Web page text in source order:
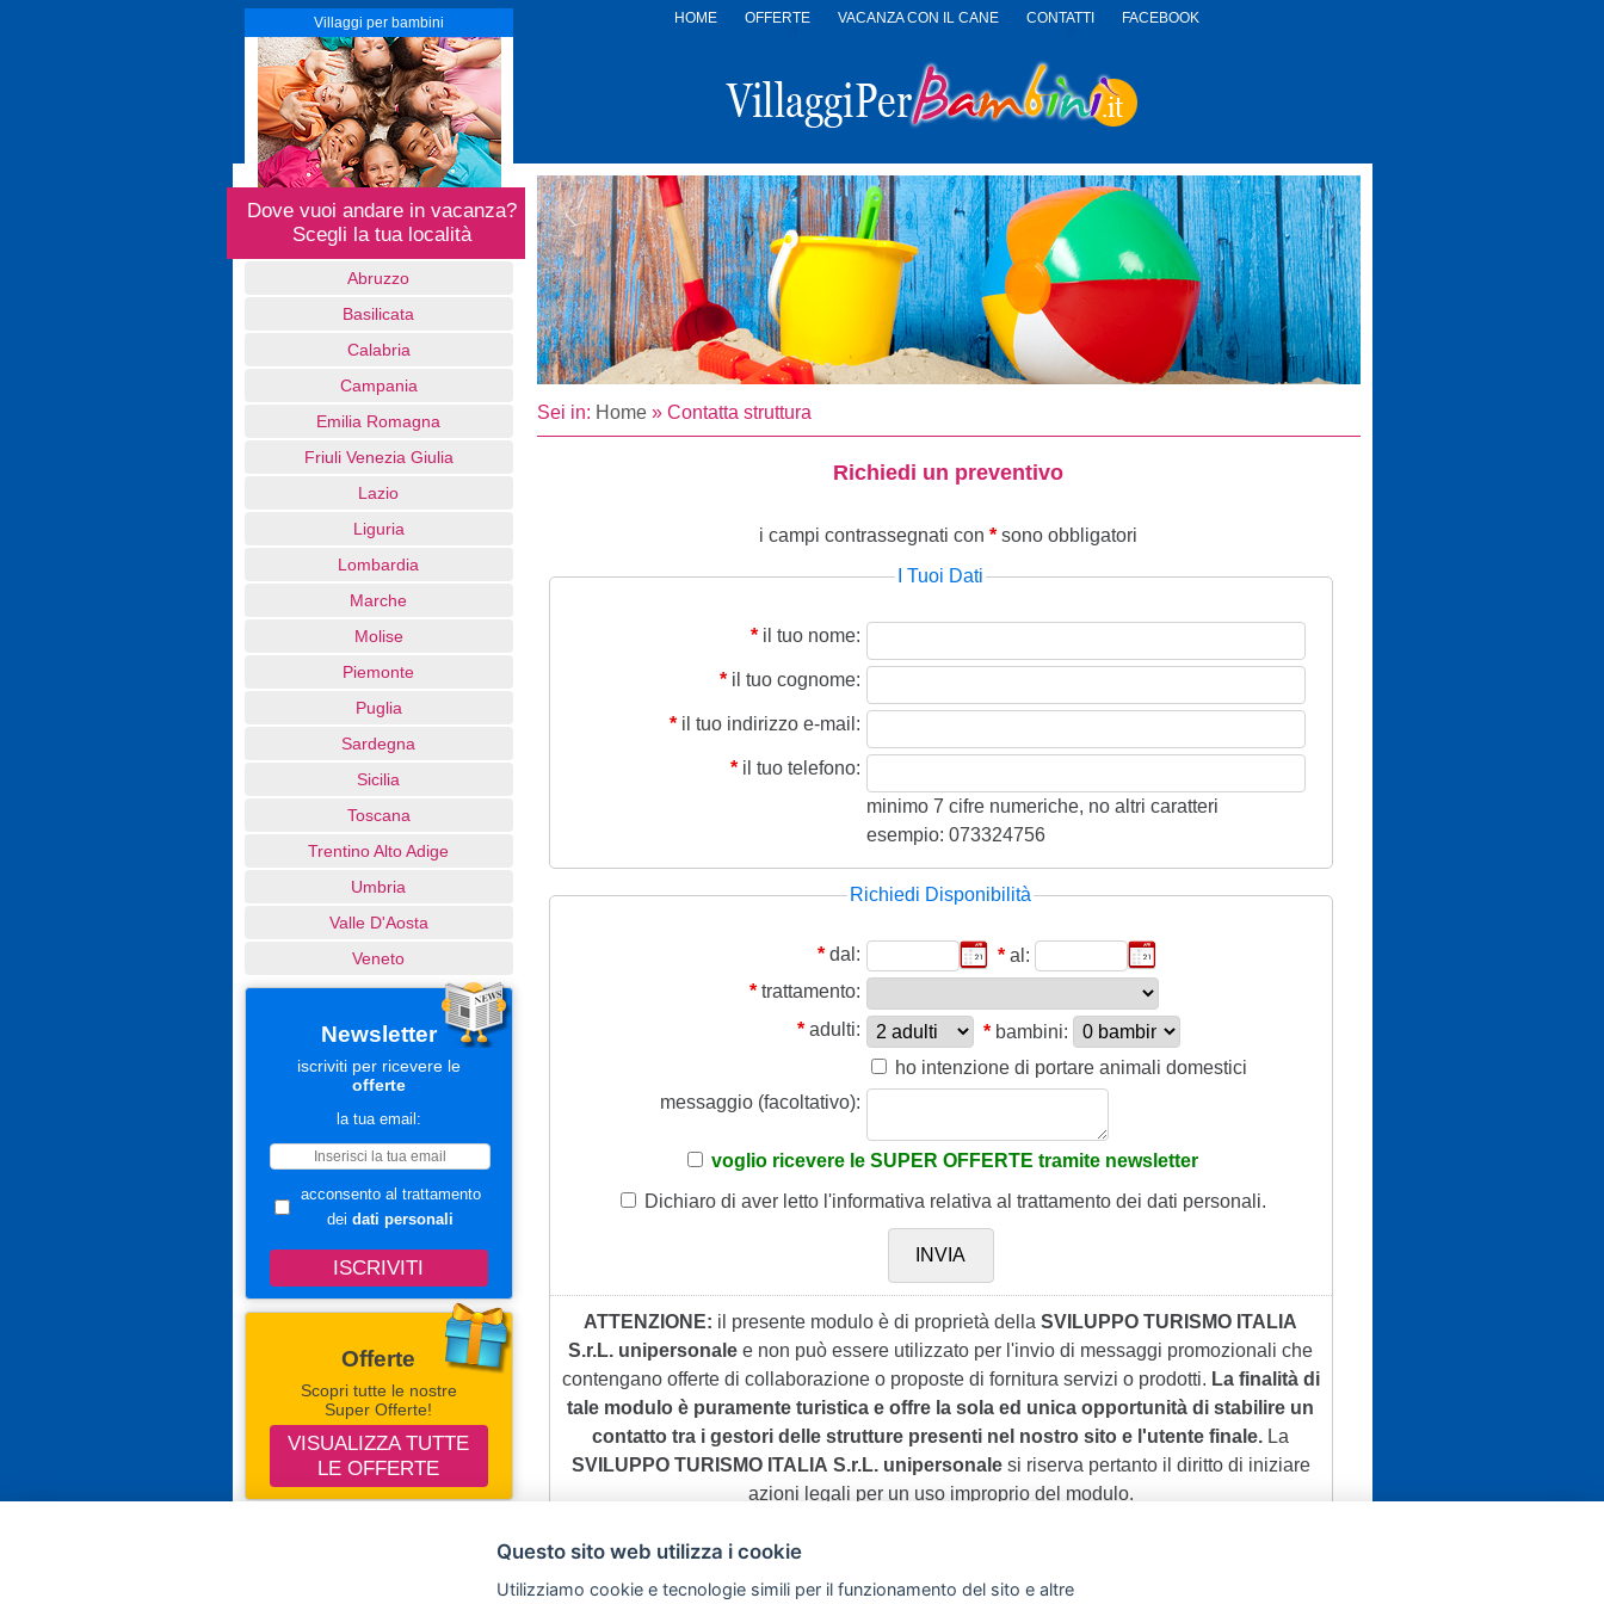
HOME OFFERTE VACANZA CON IL CANE CONTATTI
FACEBOOK
PER
BAMBINI
Villaggi per bambini
Dove vuoi andare in vacanza?
Scegli la tua località
Abruzzo
Basilicata
Calabria
Campania
Emilia Romagna
Friuli Venezia Giulia
Lazio
Liguria
Lombardia
Marche
Molise
Piemonte
Puglia
Sardegna
Sicilia
Toscana
Trentino Alto Adige
Umbria
Valle D'Aosta
Veneto
Newsletter
iscriviti per ricevere le
offerte
la tua email:
acconsento al trattamento
dei dati personali
Offerte
Scopri tutte le nostre
Super Offerte!
VISUALIZZA TUTTE
LE OFFERTE
Sei in: Home» Contatta struttura
Richiedi un preventivo
i campi contrassegnati con * sono obbligatori
I Tuoi Dati
* il tuo nome:
* il tuo cognome:
* il tuo indirizzo e-mail:
* il tuo telefono:
minimo 7 cifre numeriche, no altri caratteri
esempio: 073324756
Richiedi Disponibilità
* dal: * al:
* trattamento:
* adulti: * bambini:
ho intenzione di portare animali domestici
messaggio (facoltativo):
voglio ricevere le SUPER OFFERTE tramite newsletter
Dichiaro di aver letto l'informativa relativa al trattamento dei dati personali.
ATTENZIONE: il presente modulo è di proprietà dellaSVILUPPO TURISMO ITALIA
S.r.L. unipersonale e non può essere utilizzato per l'invio di messaggi promozionali che
contengano offerte di collaborazione o proposte di fornitura servizi o prodotti. La finalità di
tale modulo è puramente turistica e offre la sola ed unica opportunità di stabilire un
contatto tra i gestori delle strutture presenti nel nostro sito e l'utente finale. La
SVILUPPO TURISMO ITALIA S.r.L. unipersonalesi riserva pertanto il diritto di iniziare
azioni legali per un uso improprio del modulo.
Questo sito web utilizza i cookie
Utilizziamo cookie e tecnologie simili per il funzionamento del sito e altre